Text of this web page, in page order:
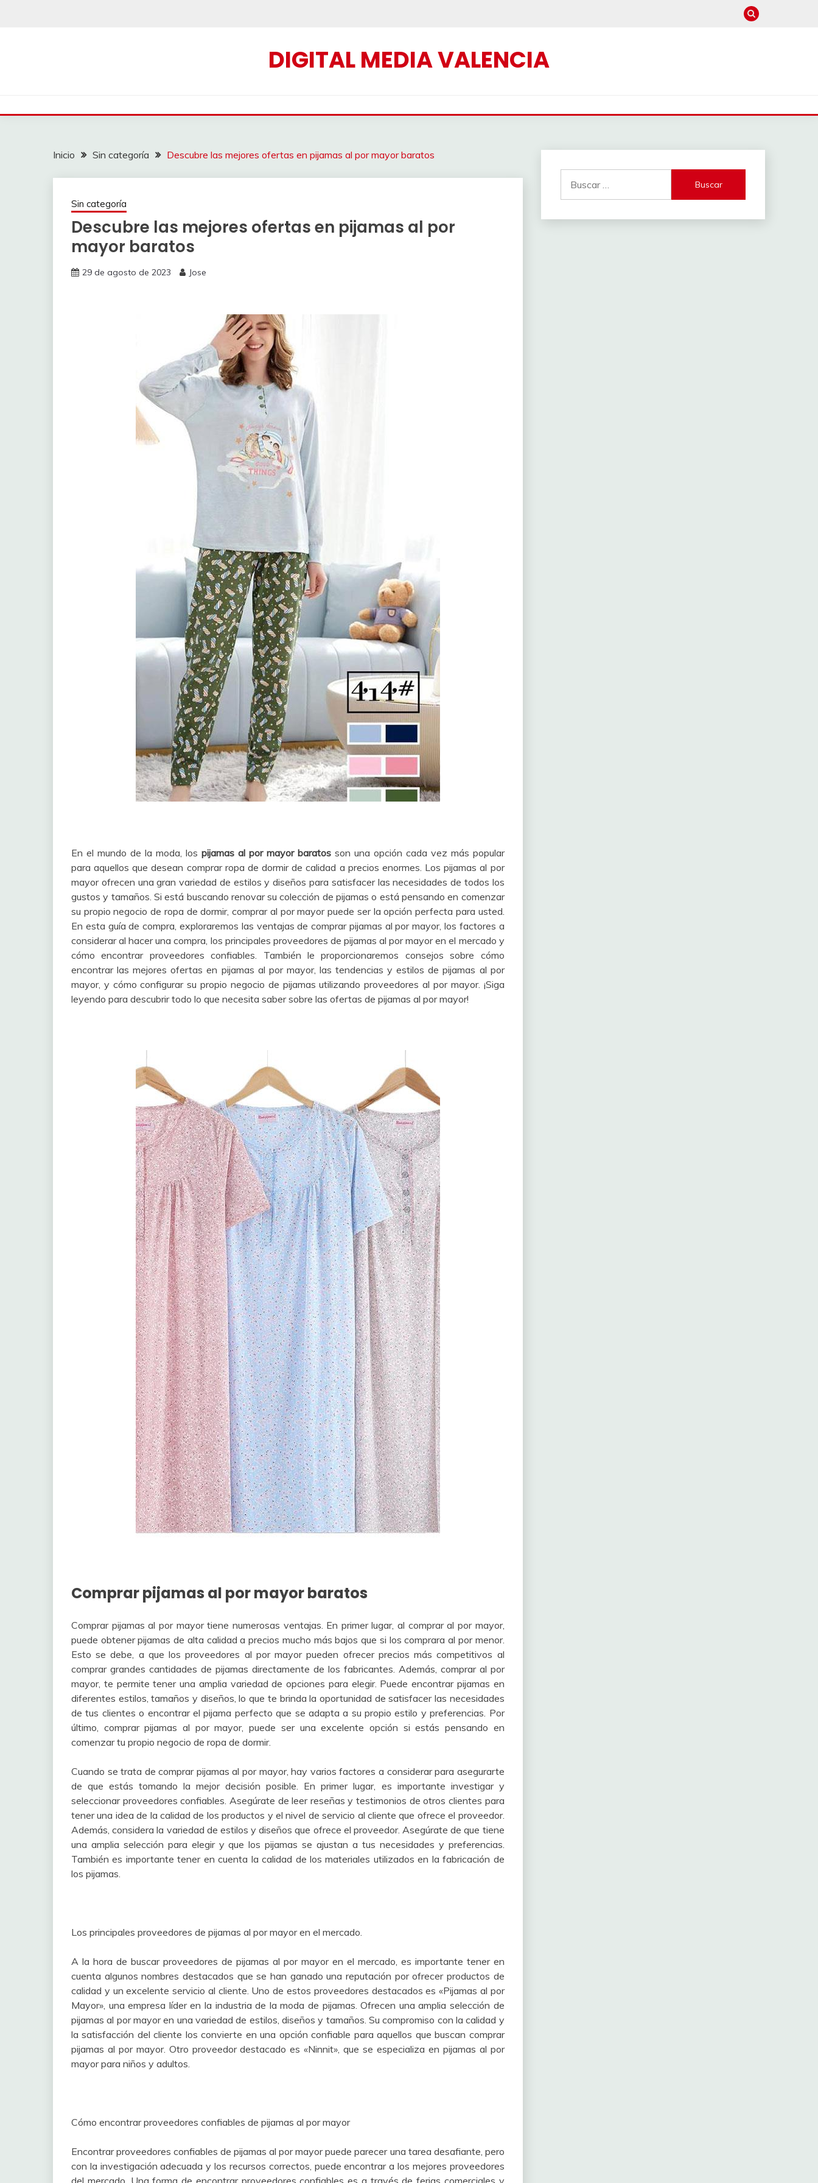
DIGITAL MEDIA VALENCIA
Inicio Sin categoría Descubre las mejores ofertas en pijamas al por mayor baratos
Sin categoría
Descubre las mejores ofertas en pijamas al por
mayor baratos
29 de agosto de 2023 Jose
En el mundo de la moda, los pijamas al por mayor baratosson una opción cada vez más popular
para aquellos que desean comprar ropa de dormir de calidad a precios enormes. Los pijamas al por
mayor ofrecen una gran variedad de estilos y diseños para satisfacer las necesidades de todos los
gustos y tamaños. Si está buscando renovar su colección de pijamas o está pensando en comenzar
su propio negocio de ropa de dormir, comprar al por mayor puede ser la opción perfecta para usted.
En esta guía de compra, exploraremos las ventajas de comprar pijamas al por mayor, los factores a
considerar al hacer una compra, los principales proveedores de pijamas al por mayor en el mercado y
cómo encontrar proveedores confiables. También le proporcionaremos consejos sobre cómo
encontrar las mejores ofertas en pijamas al por mayor, las tendencias y estilos de pijamas al por
mayor, y cómo configurar su propio negocio de pijamas utilizando proveedores al por mayor. ¡Siga
leyendo para descubrir todo lo que necesita saber sobre las ofertas de pijamas al por mayor!
Comprar pijamas al por mayor baratos
Comprar pijamas al por mayor tiene numerosas ventajas. En primer lugar, al comprar al por mayor,
puede obtener pijamas de alta calidad a precios mucho más bajos que si los comprara al por menor.
Esto se debe, a que los proveedores al por mayor pueden ofrecer precios más competitivos al
comprar grandes cantidades de pijamas directamente de los fabricantes. Además, comprar al por
mayor, te permite tener una amplia variedad de opciones para elegir. Puede encontrar pijamas en
diferentes estilos, tamaños y diseños, lo que te brinda la oportunidad de satisfacer las necesidades
de tus clientes o encontrar el pijama perfecto que se adapta a su propio estilo y preferencias. Por
último, comprar pijamas al por mayor, puede ser una excelente opción si estás pensando en
comenzar tu propio negocio de ropa de dormir.
Cuando se trata de comprar pijamas al por mayor, hay varios factores a considerar para asegurarte
de que estás tomando la mejor decisión posible. En primer lugar, es importante investigar y
seleccionar proveedores confiables. Asegúrate de leer reseñas y testimonios de otros clientes para
tener una idea de la calidad de los productos y el nivel de servicio al cliente que ofrece el proveedor.
Además, considera la variedad de estilos y diseños que ofrece el proveedor. Asegúrate de que tiene
una amplia selección para elegir y que los pijamas se ajustan a tus necesidades y preferencias.
También es importante tener en cuenta la calidad de los materiales utilizados en la fabricación de
los pijamas.
Los principales proveedores de pijamas al por mayor en el mercado.
A la hora de buscar proveedores de pijamas al por mayor en el mercado, es importante tener en
cuenta algunos nombres destacados que se han ganado una reputación por ofrecer productos de
calidad y un excelente servicio al cliente. Uno de estos proveedores destacados es «Pijamas al por
Mayor», una empresa líder en la industria de la moda de pijamas. Ofrecen una amplia selección de
pijamas al por mayor en una variedad de estilos, diseños y tamaños. Su compromiso con la calidad y
la satisfacción del cliente los convierte en una opción confiable para aquellos que buscan comprar
pijamas al por mayor. Otro proveedor destacado es «Ninnit», que se especializa en pijamas al por
mayor para niños y adultos.
Cómo encontrar proveedores confiables de pijamas al por mayor
Encontrar proveedores confiables de pijamas al por mayor puede parecer una tarea desafiante, pero
con la investigación adecuada y los recursos correctos, puede encontrar a los mejores proveedores
del mercado. Una forma de encontrar proveedores confiables es a través de ferias comerciales y